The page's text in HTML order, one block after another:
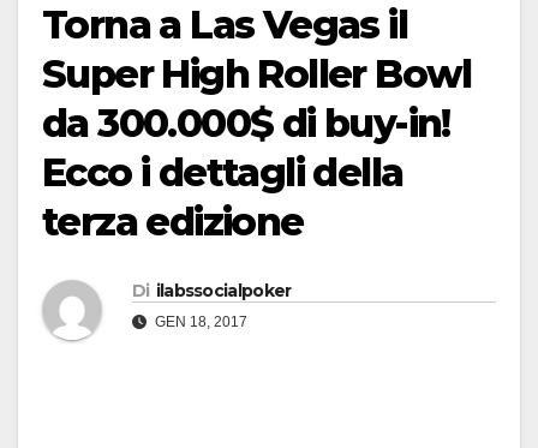
Torna a Las Vegas il
Super High Roller Bowl
da 300.000$ di buy-in!
Ecco i dettagli della
terza edizione
Di ilabssocialpoker
GEN 18, 2017